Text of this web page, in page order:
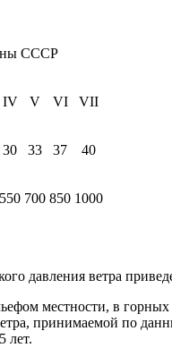
СССР
IV V VI VII
30 33 37 40
550 700 850 1000
давления ветра
местности, в
принимаемой по
лет.